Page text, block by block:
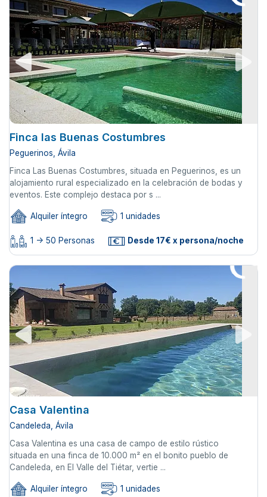
Finca las Buenas Costumbres
Peguerinos, Ávila
Finca Las Buenas Costumbres, situada en Peguerinos, es un
alojamiento rural especializado en la celebración de bodas y
eventos. Este complejo destaca por s ...
Alquiler íntegro 1 unidades
1 -> 50 Personas Desde 17€ x persona/noche
Casa Valentina
Candeleda, Ávila
Casa Valentina es una casa de campo de estilo rústico
situada en una finca de 10.000 m² en el bonito pueblo de
Candeleda, en El Valle del Tiétar, vertie ...
Alquiler íntegro 1 unidades